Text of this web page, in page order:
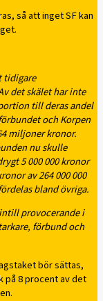
så att inget SF kan
tidigare
det skälet har inte
till deras andel
och Korpen
miljoner kronor.
nu skulle
5 000 000 kronor
av 264 000 000
bland övriga.
provocerande i
förbund och
bör sättas,
på 8 procent av det